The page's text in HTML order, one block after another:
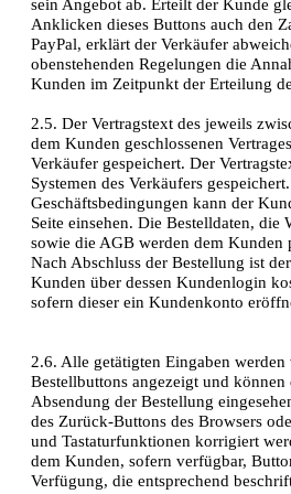
sein Angebot ab. Erteilt der Kunde
Anklicken dieses Buttons auch den
PayPal, erklärt der Verkäufer
obenstehenden Regelungen die
Kunden im Zeitpunkt der Erteilung
2.5. Der Vertragstext des jeweils
dem Kunden geschlossenen
Verkäufer gespeichert. Der
Systemen des Verkäufers
Geschäftsbedingungen kann der
Seite einsehen. Die Bestelldaten, die
sowie die AGB werden dem Kunden
Nach Abschluss der Bestellung ist
Kunden über dessen Kundenlogin
sofern dieser ein Kundenkonto
2.6. Alle getätigten Eingaben
Bestellbuttons angezeigt und
Absendung der Bestellung
des Zurück-Buttons des Browsers
und Tastaturfunktionen korrigiert
dem Kunden, sofern verfügbar,
Verfügung, die entsprechend